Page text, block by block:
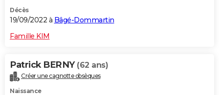
Décès
19/09/2022 à Bâgé-Dommartin
Famille KIM
Patrick BERNY (62 ans)
Créer une cagnotte obsèques
Naissance